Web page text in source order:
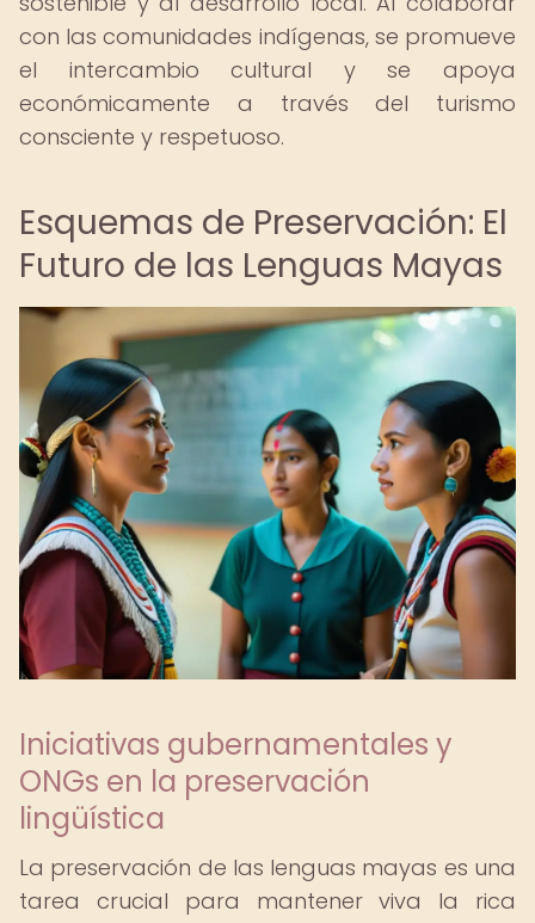
con las comunidades indígenas, se promueve
el intercambio cultural y se apoya
económicamente a través del turismo
consciente y respetuoso.
Esquemas de Preservación: El
Futuro de las Lenguas Mayas
Iniciativas gubernamentales y
ONGs en la preservación
lingüística
La preservación de las lenguas mayas es una
tarea crucial para mantener viva la rica